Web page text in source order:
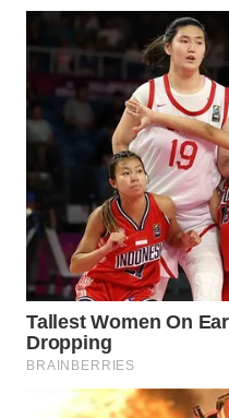
TAPANULI
TENGAH
WN DELI
SERDANG
TEBING
TINGGI
WN
PAKPAK
WN
KARAWANG